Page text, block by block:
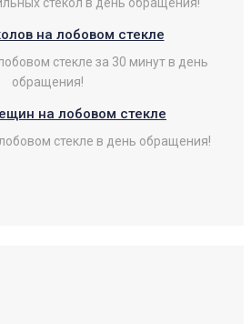
на лобовом стекле
стекле за 30 минут в день
обращения!
на лобовом стекле
стекле в день обращения!